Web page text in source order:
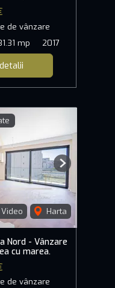
de vânzare
mp 2017
Video Harta
Next
Nord - Vânzare
cu marea.
de vânzare